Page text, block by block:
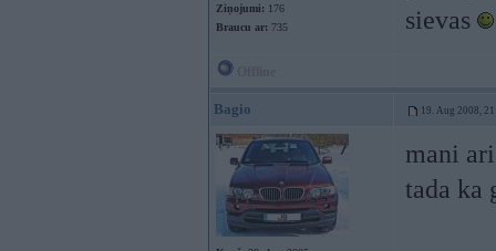
Ziņojumi: 176
Braucu ar: 735
sievas
Bagio 19. Aug 2008,
mani
tada ka